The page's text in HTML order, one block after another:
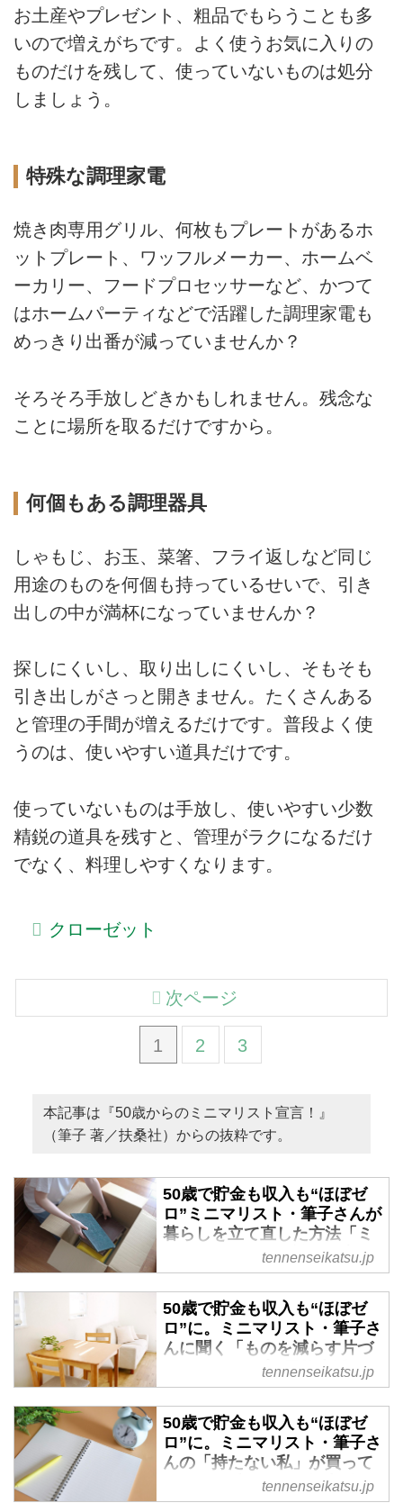
お土産やプレゼント、粗品でもらうことも多
いので増えがちです。よく使うお気に入りの
ものだけを残して、使っていないものは処分
しましょう。
特殊な調理家電
焼き肉専用グリル、何枚もプレートがあるホ
ットプレート、ワッフルメーカー、ホームベ
ーカリー、フードプロセッサーなど、かつて
はホームパーティなどで活躍した調理家電も
めっきり出番が減っていませんか？
そろそろ手放しどきかもしれません。残念な
ことに場所を取るだけですから。
何個もある調理器具
しゃもじ、お玉、菜箸、フライ返しなど同じ
用途のものを何個も持っているせいで、引き
出しの中が満杯になっていませんか？
探しにくいし、取り出しにくいし、そもそも
引き出しがさっと開きません。たくさんある
と管理の手間が増えるだけです。普段よく使
うのは、使いやすい道具だけです。
使っていないものは手放し、使いやすい少数
精鋭の道具を残すと、管理がラクになるだけ
でなく、料理しやすくなります。
クローゼット
1 2 3
次ページ
本記事は『50歳からのミニマリスト宣言！』
（筆子 著／扶桑社）からの抜粋です。
50歳で貯金も収入も“ほぼゼ
ロ”ミニマリスト・筆子さんが
暮らしを立て直した方法「ミ
ニマルライフ」は誰でも実現
できる - 天然生活web
50歳で貯金も収入もないことに直
面した筆子さんは、生活を立て直
すためにミニマルライフへ転換。
エコの観点とも合い「使わないも
のは外に出す」を徹底。毎日5分
や15分の捨て習慣から始めれば、
誰でも無理なくミニマルライフを
実現することができます。
tennenseikatsu.jp
50歳で貯金も収入も“ほぼゼ
ロ”に。ミニマリスト・筆子さ
んに聞く「ものを減らす片づ
け」3ステップ - 天然生活web
さんが提案する「片づけ3ステッ
プ」。ものを減らすのが苦手な人
も、「1日5分」や「1個捨てる」
から始めれば続けやすいと話しま
す。散らかりの最大要因は“家に
tennenseikatsu.jp
50歳で貯金も収入も“ほぼゼ
ロ”に。ミニマリスト・筆子さ
んの「持たない私」が買って
よかった愛用品 - 天然生活
web
tennenseikatsu.jp